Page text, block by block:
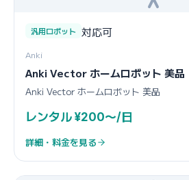
汎用ロボット 対応可
Anki
Anki Vector ホームロボット 美品
Anki Vector ホームロボット 美品
レンタル ¥200〜/日
詳細・料金を見る